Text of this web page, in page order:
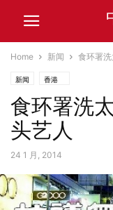
Home 新闻 食环署
新闻 香港
食环署洗
头艺人
24 1 月, 2014